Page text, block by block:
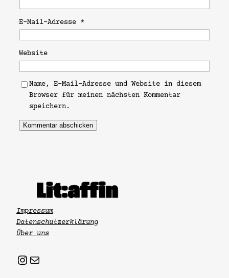
E-Mail-Adresse *
Website
Name, E-Mail-Adresse und Website in diesem
Browser für meinen nächsten Kommentar
speichern.
Impressum
Datenschutzerklärung
Über uns
Instagram
Mail